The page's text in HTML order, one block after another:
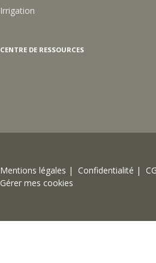
Irrigation
CENTRE DE RESSOURCES
Mentions légales | Confidentialité |
Gérer mes cookies